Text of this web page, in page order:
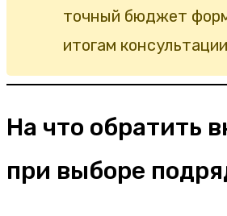
точный бюджет
итогам
На что обратить
при выборе